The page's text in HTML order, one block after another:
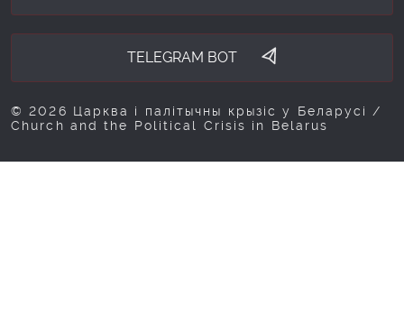
TELEGRAM BOT
© 2026 Царква і палітычны крызіс у Беларусі /
Church and the Political Crisis in Belarus